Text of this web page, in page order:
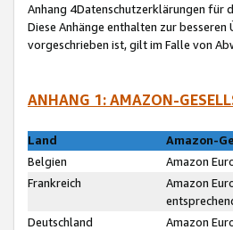
Anhang 4Datenschutzerklärungen für
Diese Anhänge enthalten zur
vorgeschrieben ist, gilt im Falle von
ANHANG 1: AMAZON-
Land
Amazon-
Belgien
Amazon
Frankreich
Amazon
Deutschland
Amazon